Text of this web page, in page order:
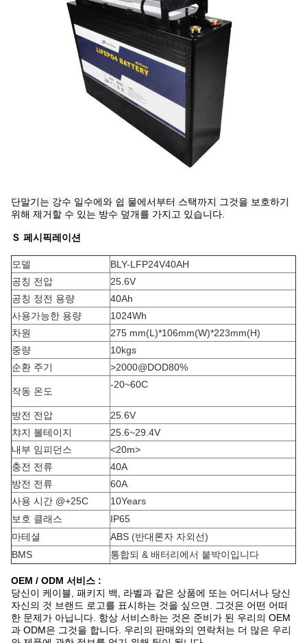
단말기는 강수 일수에와 쉽 물에서부터 스택까지 그것을 보호하기
위해 제거할 수 있는 방수 덮개를 가지고 있습니다.
Ｓ 페시픽레이션
모델
BLY-LFP24V40AH
공칭 전압
25.6V
공칭 정전 용량
40Ah
사용가능한 용량
1024Wh
차원
275 mm(L)*106mm(W)*223mm(H)
중량
10kgs
순환 주기
>2000@DOD80%
작동 온도
-20~60C
방전 전압
25.6V
챠지 볼테이지
25.6~29.4V
내부 임피던스
<20m>
충전 전류
40A
방전 전류
60A
사용 시간 @+25C
10Years
보호 클래스
IP65
마테셜
ABS (반대론자 자외선)
BMS
통합되 & 배터리에서 붙박이입니다
OEM / ODM 서비스 :
당신이 케이블, 패키지 백, 라벨과 같은 상품에 또는 어디서나 당신
자신의 것 브랜드 로고를 표시하는 것을 싶으면. 그것은 어떤 어떠
한 문제가 아닙니다. 항상 서비스하는 것은 준비가 된 우리의 OEM
과 ODM은 그것을 합니다. 우리의 판매와의 연락처는 더 많은 우리